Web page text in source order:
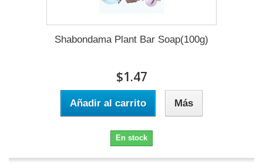
Shabondama Plant Bar Soap(100g)
$1.47
Añadir al carrito Más
En stock